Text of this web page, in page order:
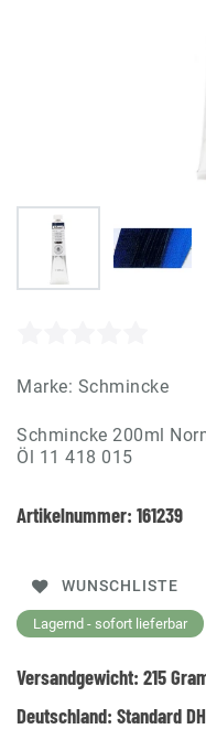
Marke: Schmincke
Schmincke 200ml
Öl 11 418 015
Artikelnummer: 161239
WUNSCHLISTE
Lagernd - sofort lieferbar
Versandgewicht: 215
Deutschland: Standard